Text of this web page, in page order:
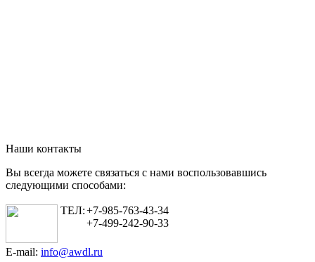
Наши контакты
Вы всегда можете связаться с нами воспользовавшись
следующими способами:
ТЕЛ:+7-985-763-43-34
+7-499-242-90-33
E-mail: info@awdl.ru